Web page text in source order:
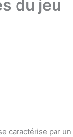
du jeu
caractérise par